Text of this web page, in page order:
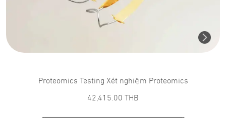
Proteomics Testing Xét nghiệm Proteomics
42,415.00 THB